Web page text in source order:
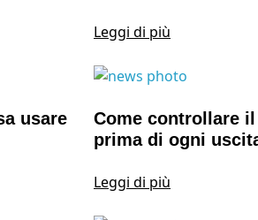
Leggi di più
usare
Come controllare il
prima di ogni
Leggi di più